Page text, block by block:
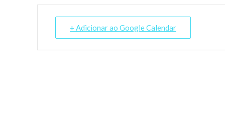
+ Adicionar ao Google Calendar